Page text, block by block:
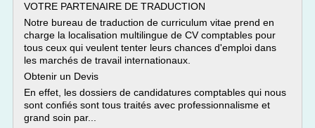
VOTRE PARTENAIRE DE TRADUCTION
Notre bureau de traduction de curriculum vitae prend en
charge la localisation multilingue de CV comptables pour
tous ceux qui veulent tenter leurs chances d'emploi dans
les marchés de travail internationaux.
Obtenir un Devis
En effet, les dossiers de candidatures comptables qui nous
sont confiés sont tous traités avec professionnalisme et
grand soin par...